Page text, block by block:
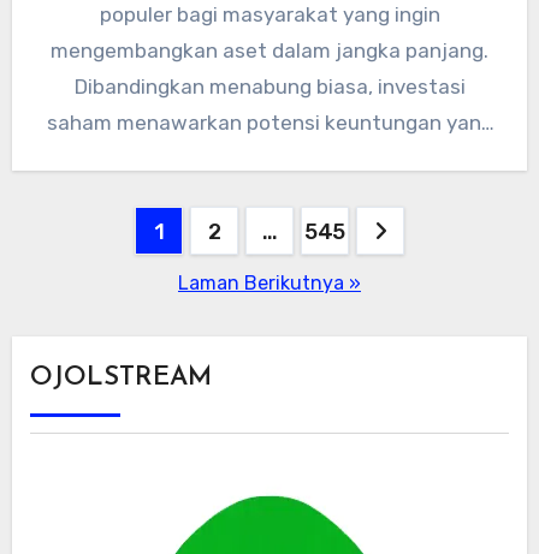
populer bagi masyarakat yang ingin
mengembangkan aset dalam jangka panjang.
Dibandingkan menabung biasa, investasi
saham menawarkan potensi keuntungan yang
Paginasi
1 2 … 545
Laman Berikutnya »
OJOLSTREAM